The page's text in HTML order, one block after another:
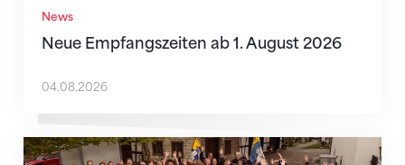
News
Neue Empfangszeiten ab 1. August 2026
04.08.2026
Mitmachen ist selbstverständlich